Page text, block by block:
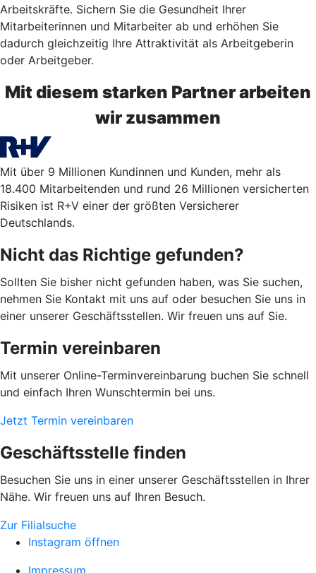
Arbeitskräfte. Sichern Sie die Gesundheit Ihrer
Mitarbeiterinnen und Mitarbeiter ab und erhöhen Sie
dadurch gleichzeitig Ihre Attraktivität als Arbeitgeberin
oder Arbeitgeber.
Mit diesem starken Partner arbeiten
wir zusammen
Mit über 9 Millionen Kundinnen und Kunden, mehr als
18.400 Mitarbeitenden und rund 26 Millionen versicherten
Risiken ist R+V einer der größten Versicherer
Deutschlands.
Nicht das Richtige gefunden?
Sollten Sie bisher nicht gefunden haben, was Sie suchen,
nehmen Sie Kontakt mit uns auf oder besuchen Sie uns in
einer unserer Geschäftsstellen. Wir freuen uns auf Sie.
Termin vereinbaren
Mit unserer Online-Terminvereinbarung buchen Sie schnell
und einfach Ihren Wunschtermin bei uns.
Jetzt Termin vereinbaren
Geschäftsstelle finden
Besuchen Sie uns in einer unserer Geschäftsstellen in Ihrer
Nähe. Wir freuen uns auf Ihren Besuch.
Zur Filialsuche
Instagram öffnen
Impressum